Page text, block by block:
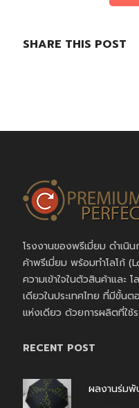
SHARE THIS POST
โรงงานของพรีเมี่ยม ดำเนิ
ค้าพรีเมี่ยม พร้อมทำโลโก้
ความเข้าใจในตัวสินค้าและ โ
เดียวในประเทศไทย ที่มีขั้นต
แห่งเดียว ด้วยการผลิตที่ใช้ร
RECENT POST
ผลงานร่มพั